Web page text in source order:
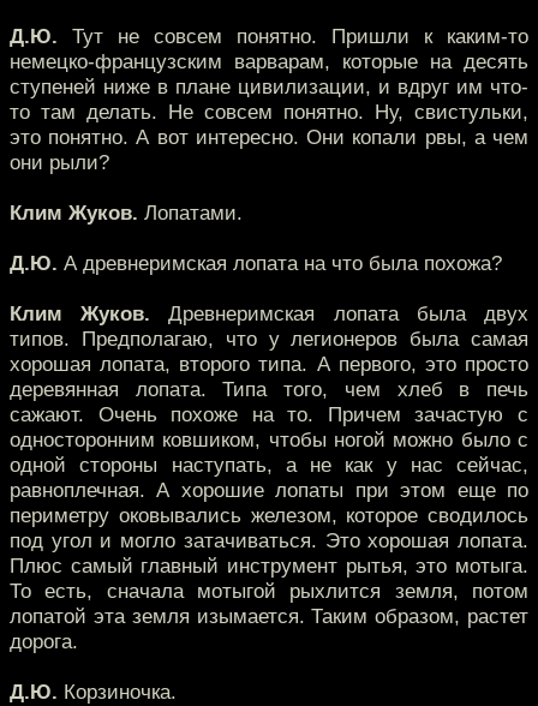
Д.Ю. Тут не совсем понятно. Пришли к каким-то
немецко-французским варварам, которые на десять
ступеней ниже в плане цивилизации, и вдруг им что-
то там делать. Не совсем понятно. Ну, свистульки,
это понятно. А вот интересно. Они копали рвы, а чем
они рыли?
Клим Жуков. Лопатами.
Д.Ю. А древнеримская лопата на что была похожа?
Клим Жуков. Древнеримская лопата была двух
типов. Предполагаю, что у легионеров была самая
хорошая лопата, второго типа. А первого, это просто
деревянная лопата. Типа того, чем хлеб в печь
сажают. Очень похоже на то. Причем зачастую с
односторонним ковшиком, чтобы ногой можно было с
одной стороны наступать, а не как у нас сейчас,
равноплечная. А хорошие лопаты при этом еще по
периметру оковывались железом, которое сводилось
под угол и могло затачиваться. Это хорошая лопата.
Плюс самый главный инструмент рытья, это мотыга.
То есть, сначала мотыгой рыхлится земля, потом
лопатой эта земля изымается. Таким образом, растет
дорога.
Д.Ю. Корзиночка.